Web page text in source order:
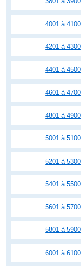
4001 à 4100
4201 à 4300
4401 à 4500
4601 à 4700
4801 à 4900
5001 à 5100
5201 à 5300
5401 à 5500
5601 à 5700
5801 à 5900
6001 à 6100